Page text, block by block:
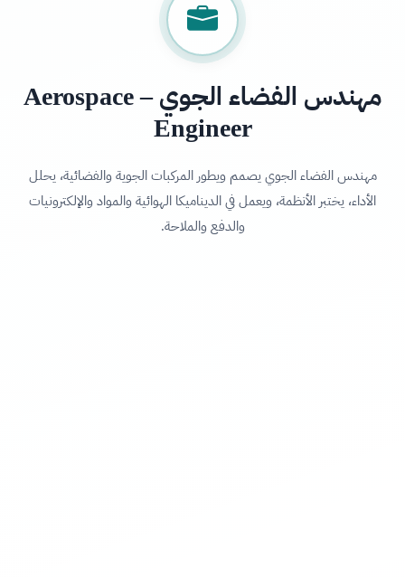
مهندس الفضاء الجوي – Aerospace
Engineer
مهندس الفضاء الجوي يصمم ويطور المركبات الجوية والفضائية، يحلل
الأداء، يختبر الأنظمة، ويعمل في الديناميكا الهوائية والمواد والإلكترونيات
والدفع والملاحة.